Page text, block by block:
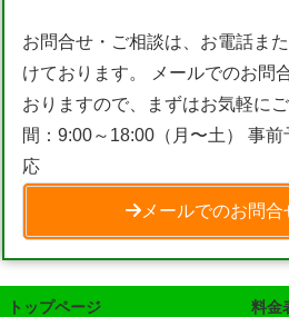
お問合せ・ご相談は、お電話ま
けております。 メールでのお問
おりますので、まずはお気軽に
間：9:00～18:00（月〜土） 事
応
メールでのお問合
トップページ
料金